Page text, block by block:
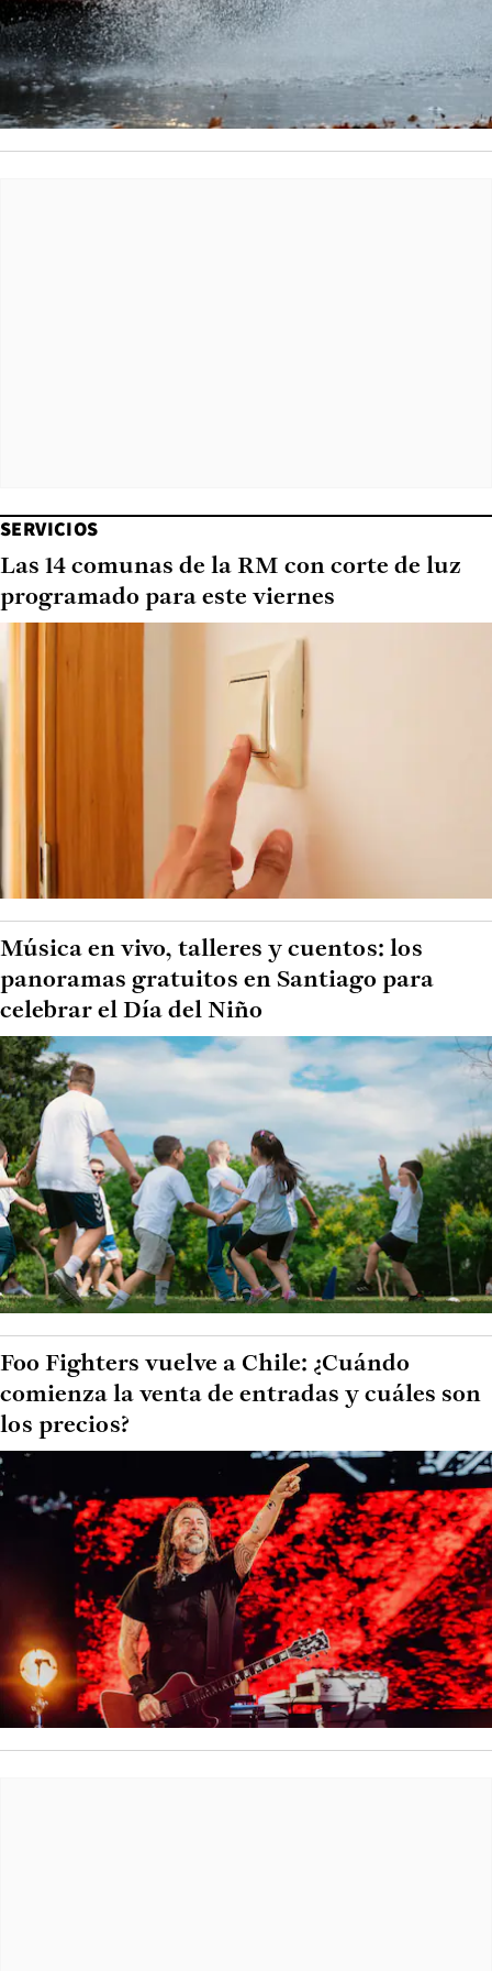
SERVICIOS
Las 14 comunas de la RM con corte de luz
programado para este viernes
Música en vivo, talleres y cuentos: los
panoramas gratuitos en Santiago para
celebrar el Día del Niño
Foo Fighters vuelve a Chile: ¿Cuándo
comienza la venta de entradas y cuáles son
los precios?